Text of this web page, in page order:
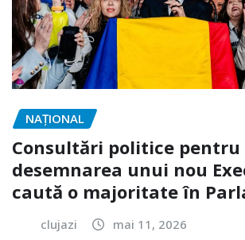
NAŢIONAL
Consultări politice pentru
desemnarea unui nou
caută o majoritate în
clujazi mai 11, 2026